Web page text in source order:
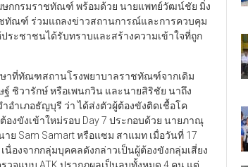
กกรมราชทัณฑ์ พร้อมด้วย นายแพทย์วัฒน์ชัย มิ่ง
ทัณฑ์ ร่วมแถลงข่าวสถานการณ์และการควบคุม
ระชาชนได้รับทราบและสร้างความเข้าใจที่ถูก
ษาที่ทัณฑสถานโรงพยาบาลราชทัณฑ์จากเดิม
ชิวารักษ์ หรือเพนกวิน และนายสิริชัย นาถึง
อำเภอธัญบุรี ว่า ได้ส่งตัวผู้ต้องขังติดเชื้อโค
องขังเข้าใหม่รอบ Day 7 ประกอบด้วย นายภาณุ
Sam Samart หรือแซม สาแมท เมื่อวันที่ 17
นื่องจากกลุ่มบุคคลดังกล่าวเป็นผู้ต้องขังกลุ่มเสี่ยง